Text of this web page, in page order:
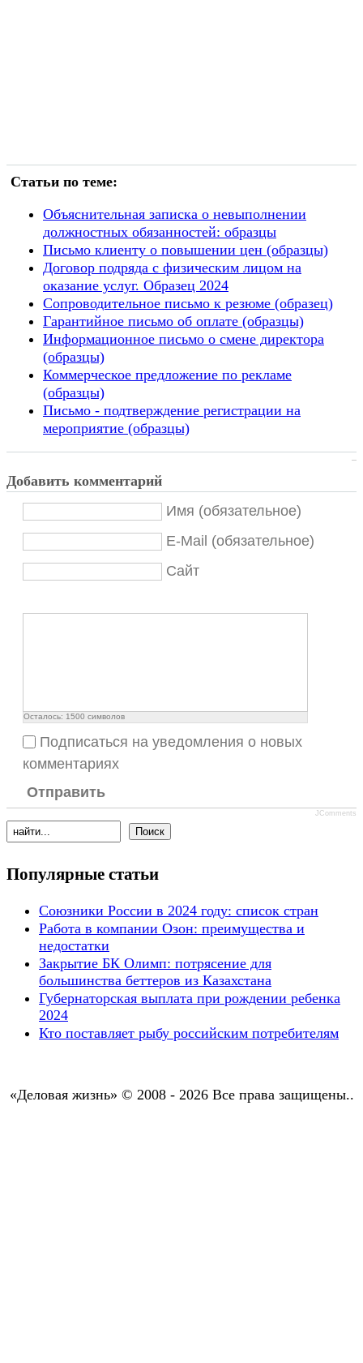
Статьи по теме:
Объяснительная записка о невыполнении
должностных обязанностей: образцы
Письмо клиенту о повышении цен (образцы)
Договор подряда с физическим лицом на
оказание услуг. Образец 2024
Сопроводительное письмо к резюме (образец)
Гарантийное письмо об оплате (образцы)
Информационное письмо о смене директора
(образцы)
Коммерческое предложение по рекламе
(образцы)
Письмо - подтверждение регистрации на
мероприятие (образцы)
Добавить комментарий
Имя (обязательное)
E-Mail (обязательное)
Сайт
Осталось: 1500 символов
Подписаться на уведомления о новых
комментариях
Отправить
JComments
Популярные статьи
Союзники России в 2024 году: список стран
Работа в компании Озон: преимущества и
недостатки
Закрытие БК Олимп: потрясение для
большинства беттеров из Казахстана
Губернаторская выплата при рождении ребенка
2024
Кто поставляет рыбу российским потребителям
«Деловая жизнь» © 2008 - 2026 Все права защищены..